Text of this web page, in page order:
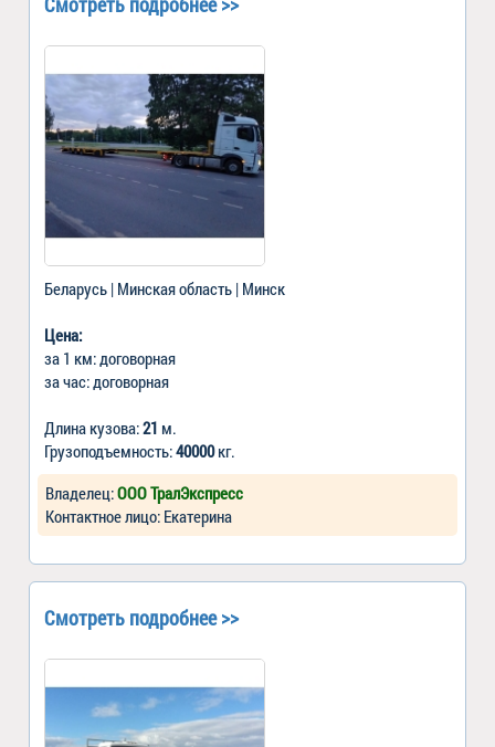
Беларусь | Минская область | Минск
Цена:
за 1 км: договорная
за час: договорная
Длина кузова:21 м.
Грузоподъемность:40000кг.
Владелец:ООО ТралЭкспресс
Контактное лицо: Екатерина
Смотреть подробнее >>